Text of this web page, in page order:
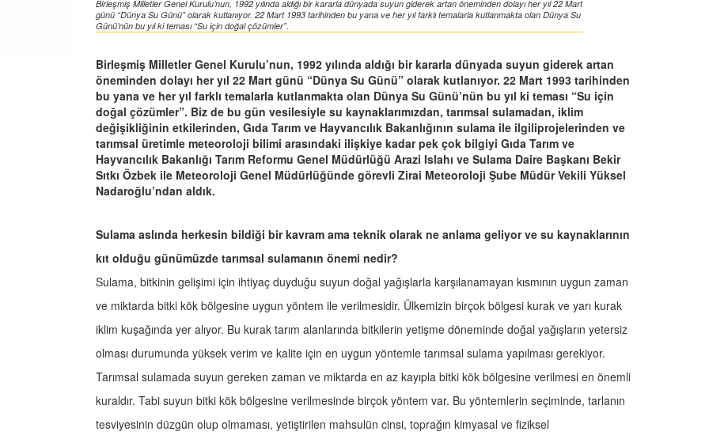
Birleşmiş Milletler Genel Kurulu’nun, 1992 yılında aldığı bir kararla dünyada suyun giderek artan öneminden dolayı her yıl 22 Mart
günü “Dünya Su Günü” olarak kutlanıyor. 22 Mart 1993 tarihinden bu yana ve her yıl farklı temalarla kutlanmakta olan Dünya Su
Günü’nün bu yıl ki teması “Su için doğal çözümler”.
Birleşmiş Milletler Genel Kurulu’nun, 1992 yılında aldığı bir kararla dünyada suyun giderek artan
öneminden dolayı her yıl 22 Mart günü “Dünya Su Günü” olarak kutlanıyor. 22 Mart 1993 tarihinden
bu yana ve her yıl farklı temalarla kutlanmakta olan Dünya Su Günü’nün bu yıl ki teması “Su için
doğal çözümler”. Biz de bu gün vesilesiyle su kaynaklarımızdan, tarımsal sulamadan, iklim
değişikliğinin etkilerinden, Gıda Tarım ve Hayvancılık Bakanlığının sulama ile ilgiliprojelerinden ve
tarımsal üretimle meteoroloji bilimi arasındaki ilişkiye kadar pek çok bilgiyi Gıda Tarım ve
Hayvancılık Bakanlığı Tarım Reformu Genel Müdürlüğü Arazi Islahı ve Sulama Daire Başkanı Bekir
Sıtkı Özbek ile Meteoroloji Genel Müdürlüğünde görevli Zirai Meteoroloji Şube Müdür Vekili Yüksel
Nadaroğlu’ndan aldık.
Sulama aslında herkesin bildiği bir kavram ama teknik olarak ne anlama geliyor ve su kaynaklarının
kıt olduğu günümüzde tarımsal sulamanın önemi nedir?
Sulama, bitkinin gelişimi için ihtiyaç duyduğu suyun doğal yağışlarla karşılanamayan kısmının uygun zaman
ve miktarda bitki kök bölgesine uygun yöntem ile verilmesidir. Ülkemizin birçok bölgesi kurak ve yarı kurak
iklim kuşağında yer alıyor. Bu kurak tarım alanlarında bitkilerin yetişme döneminde doğal yağışların yetersiz
olması durumunda yüksek verim ve kalite için en uygun yöntemle tarımsal sulama yapılması gerekiyor.
Tarımsal sulamada suyun gereken zaman ve miktarda en az kayıpla bitki kök bölgesine verilmesi en önemli
kuraldır. Tabi suyun bitki kök bölgesine verilmesinde birçok yöntem var. Bu yöntemlerin seçiminde, tarlanın
tesviyesinin düzgün olup olmaması, yetiştirilen mahsulün cinsi, toprağın kimyasal ve fiziksel